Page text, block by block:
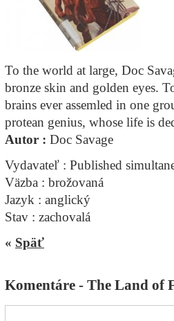
To the world at large, Doc
bronze skin and golden eyes.
brains ever assemled in one
protean genius, whose life is
Autor : Doc Savage
Vydavateľ : Published
Väzba : brožovaná
Jazyk : anglický
Stav : zachovalá
« Späť
Komentáre - The Land of